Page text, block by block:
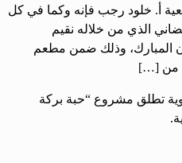
أ. خلود رجب فإنه وكما في كل
الذي من خلاله نقيم
المبارك، وذلك ضمن مطعم
من […]
تطلق مشروع “حبة بركة